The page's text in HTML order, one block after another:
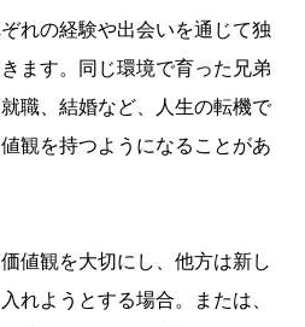
れの経験や出会いを通じて独
ます。同じ環境で育った兄弟
職、結婚など、人生の転機で
観を持つようになることがあ
値観を大切にし、他方は新し
れようとする場合。または、